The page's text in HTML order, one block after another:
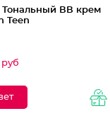
Тональный ВВ крем
Teen
руб